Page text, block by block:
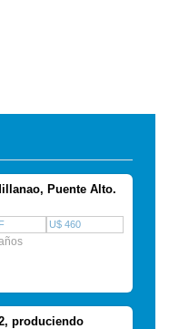
Puente Alto.
U$ 460
produciendo